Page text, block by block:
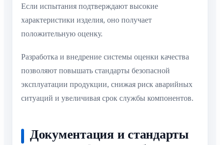
Если испытания подтверждают высокие
характеристики изделия, оно получает
положительную оценку.
Разработка и внедрение системы оценки качества
позволяют повышать стандарты безопасной
эксплуатации продукции, снижая риск аварийных
ситуаций и увеличивая срок службы компонентов.
Документация и стандарты